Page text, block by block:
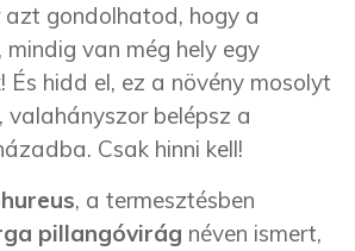
azt gondolhatod, hogy a
mindig van még hely egy
És hidd el, ez a növény mosolyt
valahányszor belépsz a
Csak hinni kell!
, a termesztésben
pillangóvirág néven ismert,